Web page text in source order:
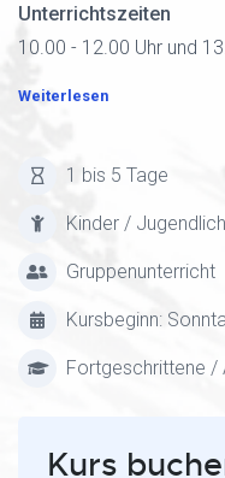
Unterrichtszeiten
10.00 - 12.00 Uhr und
Weiterlesen
1 bis 5 Tage
Kinder /
Gruppenunterricht
Kursbeginn:
Fortgeschrittene /
Kurs